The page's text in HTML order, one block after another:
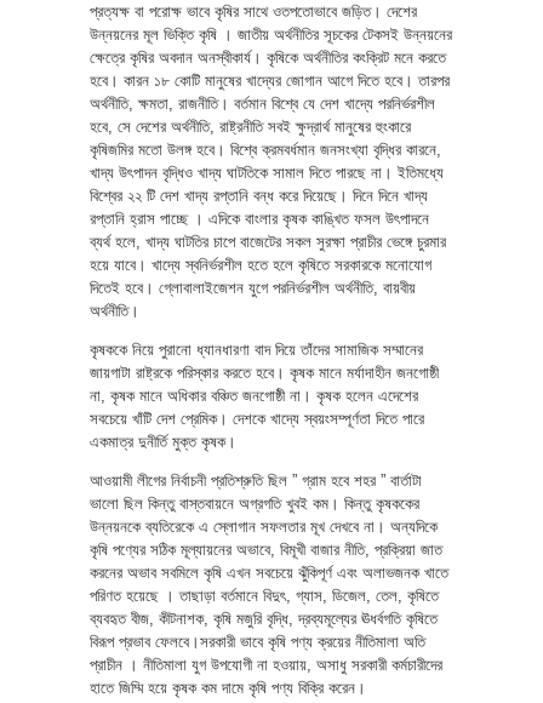
প্রত্যক্ষ বা পরোক্ষ ভাবে কৃষির সাথে ওতপতোভাবে জড়িত। দেশের
উন্নয়নের মূল ভিক্তি কৃষি । জাতীয় অর্থনীতির সূচকের টেকসই উন্নয়নের
ক্ষেত্রে কৃষির অবদান অনস্বীকার্য। কৃষিকে অর্থনীতির কংক্রিট মনে করতে
হবে। কারন ১৮ কোটি মানুষের খাদ্যের জোগান আগে দিতে হবে। তারপর
অর্থনীতি, ক্ষমতা, রাজনীতি। বর্তমান বিশ্বে যে দেশ খাদ্যে পরনির্ভরশীল
হবে, সে দেশের অর্থনীতি, রাষ্ট্রনীতি সবই ক্ষুদ্রার্থ মানুষের হুংকারে
কৃষিজমির মতো উলঙ্গ হবে। বিশ্বে ক্রমবর্ধমান জনসংখ্যা বৃদ্ধির কারনে,
খাদ্য উৎপাদন বৃদ্ধিও খাদ্য ঘাটতিকে সামাল দিতে পারছে না। ইতিমধ্যে
বিশ্বের ২২ টি দেশ খাদ্য রপ্তানি বন্ধ করে দিয়েছে। দিনে দিনে খাদ্য
রপ্তানি হ্রাস পাচ্ছে । এদিকে বাংলার কৃষক কাঙ্খিত ফসল উৎপাদনে
ব্যর্থ হলে, খাদ্য ঘাটতির চাপে বাজেটের সকল সুরক্ষা প্রাচীর ভেঙ্গে চুরমার
হয়ে যাবে। খাদ্যে স্বনির্ভরশীল হতে হলে কৃষিতে সরকারকে মনোযোগ
দিতেই হবে। গ্লোবালাইজেশন যুগে পরনির্ভরশীল অর্থনীতি, বায়বীয়
অর্থনীতি।
কৃষককে নিয়ে পুরানো ধ্যানধারণা বাদ দিয়ে তাঁদের সামাজিক সম্মানের
জায়গাটা রাষ্ট্রকে পরিস্কার করতে হবে। কৃষক মানে মর্যাদাহীন জনগোষ্ঠী
না, কৃষক মানে অধিকার বঞ্চিত জনগোষ্ঠী না। কৃষক হলেন এদেশের
সবচেয়ে খাঁটি দেশ প্রেমিক। দেশকে খাদ্যে স্বয়ংসম্পূর্ণতা দিতে পারে
একমাত্র দুনীর্তি মুক্ত কৃষক।
আওয়ামী লীগের নির্বাচনী প্রতিশ্রুতি ছিল ” গ্রাম হবে শহর ” বার্তাটা
ভালো ছিল কিন্তু বাস্তবায়নে অগ্রগতি খুবই কম। কিন্তু কৃষককের
উন্নয়নকে ব্যতিরেকে এ স্লোগান সফলতার মূখ দেখবে না। অন্যদিকে
কৃষি পণ্যের সঠিক মূল্যায়নের অভাবে, বিমূখী বাজার নীতি, প্রক্রিয়া জাত
করনের অভাব সবমিলে কৃষি এখন সবচেয়ে ঝুঁকিপূর্ণ এবং অলাভজনক খাতে
পরিণত হয়েছে । তাছাড়া বর্তমানে বিদুৎ, গ্যাস, ডিজেল, তেল, কৃষিতে
ব্যবহৃত বীজ, কীটনাশক, কৃষি মজুরি বৃদ্ধি, দ্রব্যমূল্যের ঊধর্বগতি কৃষিতে
বিরূপ প্রভাব ফেলবে।সরকারী ভাবে কৃষি পণ্য ক্রয়ের নীতিমালা অতি
প্রাচীন । নীতিমালা যুগ উপযোগী না হওয়ায়, অসাধু সরকারী কর্মচারীদের
হাতে জিম্মি হয়ে কৃষক কম দামে কৃষি পণ্য বিক্রি করেন।